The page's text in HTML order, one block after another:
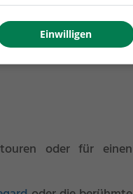
oder für einen
Einwilligen